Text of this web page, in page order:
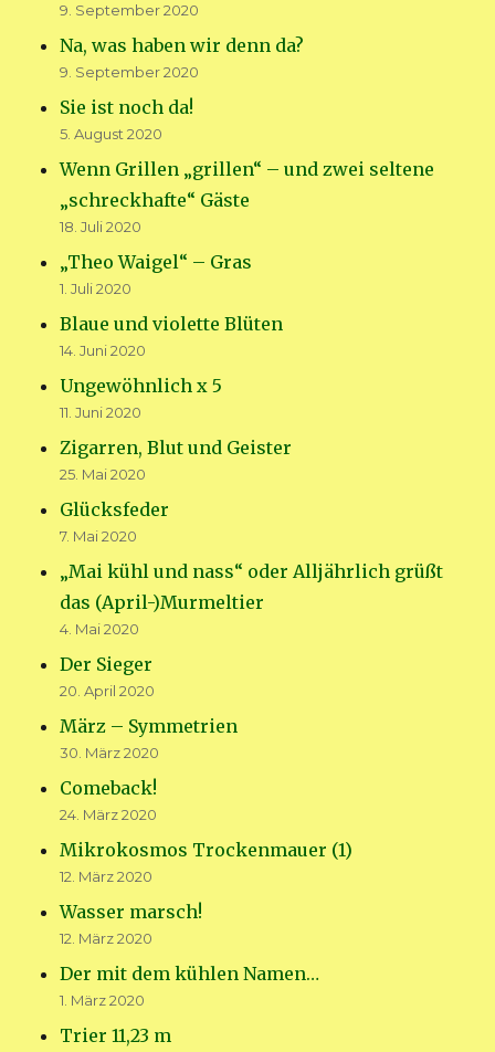
9. September 2020
Na, was haben wir denn da?
9. September 2020
Sie ist noch da!
5. August 2020
Wenn Grillen „grillen“ – und zwei seltene
„schreckhafte“ Gäste
18. Juli 2020
„Theo Waigel“ – Gras
1. Juli 2020
Blaue und violette Blüten
14. Juni 2020
Ungewöhnlich x 5
11. Juni 2020
Zigarren, Blut und Geister
25. Mai 2020
Glücksfeder
7. Mai 2020
„Mai kühl und nass“ oder Alljährlich grüßt
das (April-)Murmeltier
4. Mai 2020
Der Sieger
20. April 2020
März – Symmetrien
30. März 2020
Comeback!
24. März 2020
Mikrokosmos Trockenmauer (1)
12. März 2020
Wasser marsch!
12. März 2020
Der mit dem kühlen Namen…
1. März 2020
Trier 11,23 m